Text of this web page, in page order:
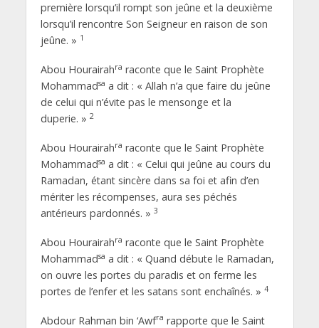
première lorsqu’il rompt son jeûne et la deuxième
lorsqu’il rencontre Son Seigneur en raison de son
jeûne. » 1
Abou Hourairahra raconte que le Saint Prophète
Mohammadsa a dit : « Allah n’a que faire du jeûne
de celui qui n’évite pas le mensonge et la
duperie. » 2
Abou Hourairahra raconte que le Saint Prophète
Mohammadsa a dit : « Celui qui jeûne au cours du
Ramadan, étant sincère dans sa foi et afin d’en
mériter les récompenses, aura ses péchés
antérieurs pardonnés. » 3
Abou Hourairahra raconte que le Saint Prophète
Mohammadsa a dit : « Quand débute le Ramadan,
on ouvre les portes du paradis et on ferme les
portes de l’enfer et les satans sont enchaînés. » 4
Abdour Rahman bin ‘Awfra rapporte que le Saint